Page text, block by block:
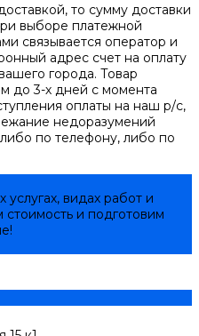
то сумму доставки
выборе платежной
связывается оператор и
адрес счет на оплату
города. Товар
до 3-х дней с момента
оплаты на наш р/с,
недоразумений
по телефону, либо по
видах работ и
стоимость и подготовим